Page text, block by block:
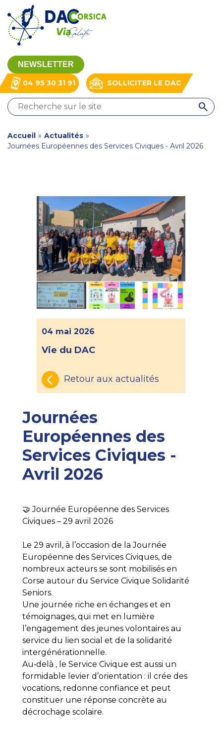
au
contenu
principal
NEWSLETTER
SOLLICITER LE DAC
04 95 30 31 91
QUI
?
NOS
ACTUALITÉS
CONTACT
You
are
Accueil » Actualités »
Journées Européennes des Services Civiques - Avril 2026
04 mai 2026
Vie du DAC
Retour aux actualités
Journées
Européennes des
Services Civiques -
Avril 2026
🤝 Journée Européenne des Services
Civiques – 29 avril 2026
Le 29 avril, à l’occasion de la Journée
Européenne des Services Civiques, de
nombreux acteurs se sont mobilisés en
Corse autour du Service Civique Solidarité
Seniors.
Une journée riche en échanges et en
témoignages, qui met en lumière
l’engagement des jeunes volontaires au
service du lien social et de la solidarité
intergénérationnelle.
Au‑delà , le Service Civique est aussi un
formidable levier d’orientation : il crée des
vocations, redonne confiance et peut
constituer une réponse concrète au
décrochage scolaire.
Panneau de gestion des cookies